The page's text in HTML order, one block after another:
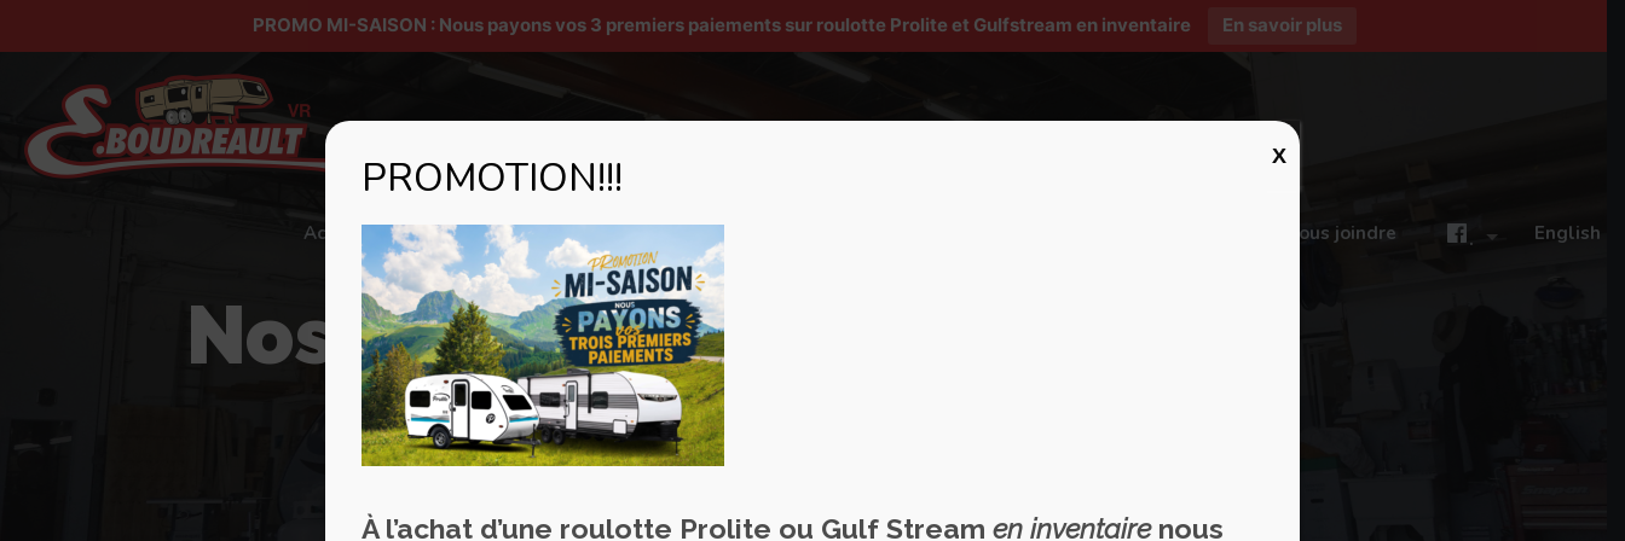
PROMO MI-SAISON : Nous payons vos 3 premiers paiements sur roulotte Prolite et Gulfstream en inventaire En savoir plus
Accueil À propos Véhicules récréatifs Nous joindre . English
Nos installations
PROMOTION!!!
À l’achat d’une roulotte Prolite ou Gulf Stream en inventairenous
X